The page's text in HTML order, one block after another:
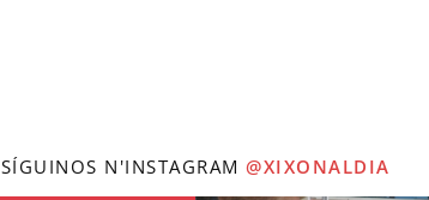
SÍGUINOS N'INSTAGRAM @XIXONALDIA